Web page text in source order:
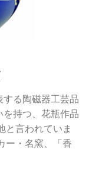
する陶磁器工芸品
を持つ、花瓶作品
と言われていま
ー・名窯、「香